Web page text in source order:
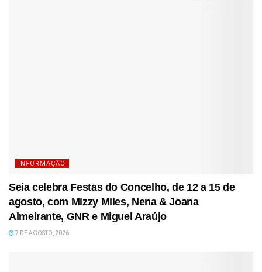
INFORMAÇÃO
Seia celebra Festas do Concelho, de 12 a 15 de
agosto, com Mizzy Miles, Nena & Joana
Almeirante, GNR e Miguel Araújo
7 DE AGOSTO, 2026